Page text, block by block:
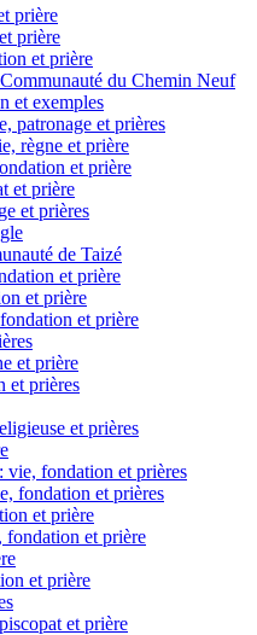
prière
prière
et prière
du Chemin Neuf
et exemples
patronage et prières
règne et prière
et prière
et prière
et prières
de Taizé
et prière
et prière
et prière
et prière
et prières
et prières
fondation et prières
fondation et prières
et prière
et prière
et prière
et prière